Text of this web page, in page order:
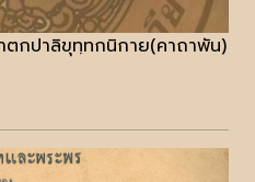
ตกปาลิขุทฺทกนิกาย(คาถาพัน)